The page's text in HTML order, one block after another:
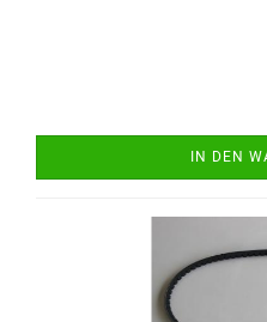
IN DEN